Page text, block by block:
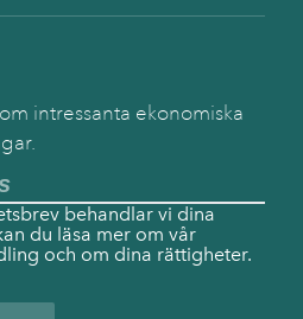
intressanta ekonomiska
behandlar vi dina
du läsa mer om vår
och om dina rättigheter.